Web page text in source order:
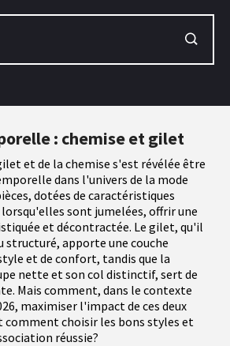
: chemise et gilet
et de la chemise s'est révélée être
dans l'univers de la mode
dotées de caractéristiques
sont jumelées, offrir une
et décontractée. Le gilet, qu'il
apporte une couche
et de confort, tandis que la
nette et son col distinctif, sert de
Mais comment, dans le contexte
maximiser l'impact de ces deux
comment choisir les bons styles et
réussie?